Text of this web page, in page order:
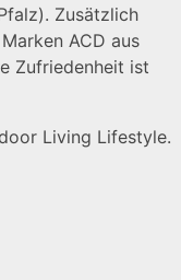
Zusätzlich
ACD aus
Zufriedenheit ist
Living Lifestyle.